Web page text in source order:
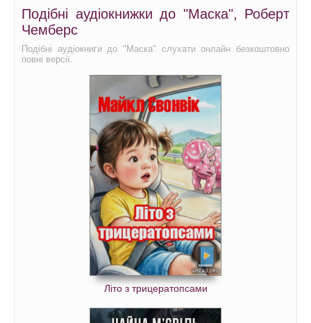
Подібні аудіокнижки до "Маска", Роберт
Чемберс
Подібні аудіокниги до "Маска" слухати онлайн безкоштовно
повні версії.
Літо з трицератопсами